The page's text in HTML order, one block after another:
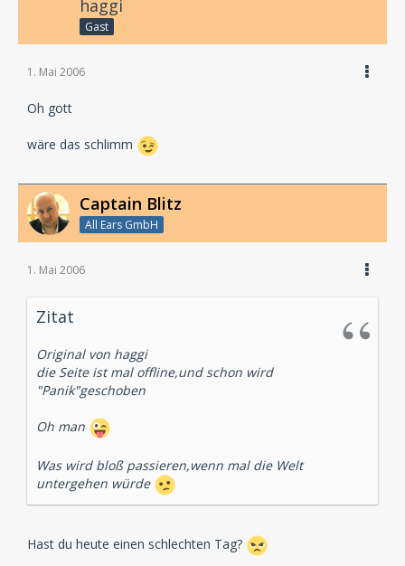
haggi
Gast
1. Mai 2006
Oh gott
wäre das schlimm
Captain Blitz
All Ears GmbH
1. Mai 2006
Zitat
Original von haggi
die Seite ist mal offline,und schon wird
"Panik"geschoben
Oh man
Was wird bloß passieren,wenn mal die Welt
untergehen würde
Hast du heute einen schlechten Tag?